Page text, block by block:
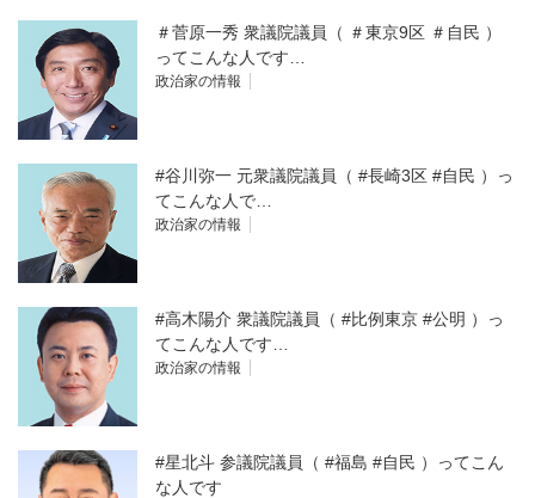
＃菅原一秀 衆議院議員（ ＃東京9区 ＃自民 ）
ってこんな人です…
政治家の情報
#谷川弥一 元衆議院議員（ #長崎3区 #自民 ）っ
てこんな人で…
政治家の情報
#高木陽介 衆議院議員（ #比例東京 #公明 ）っ
てこんな人です…
政治家の情報
#星北斗 参議院議員（ #福島 #自民 ）ってこん
な人です